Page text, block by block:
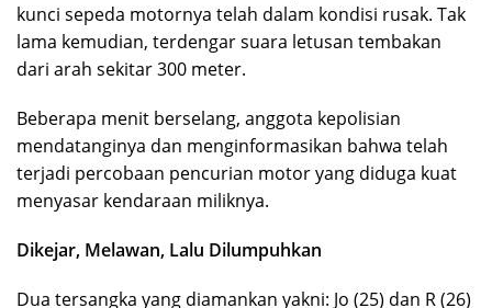
kunci sepeda motornya telah dalam kondisi rusak. Tak
lama kemudian, terdengar suara letusan tembakan
dari arah sekitar 300 meter.
Beberapa menit berselang, anggota kepolisian
mendatanginya dan menginformasikan bahwa telah
terjadi percobaan pencurian motor yang diduga kuat
menyasar kendaraan miliknya.
Dikejar, Melawan, Lalu Dilumpuhkan
Dua tersangka yang diamankan yakni: Jo (25) dan R (26)